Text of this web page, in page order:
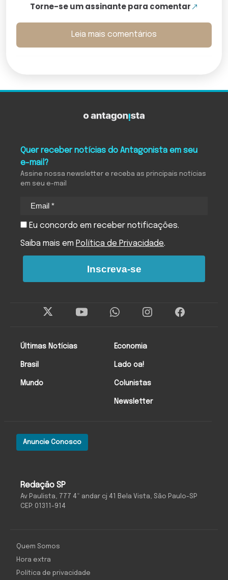
Torne-se um assinante para comentar
Leia mais comentários
Redação SP
Av Paulista, 777 4º andar cj 41 Bela Vista, São Paulo-SP
CEP: 01311-914
Anuncie Conosco
Últimas Notícias
Brasil
Mundo
Economia
Lado oa!
Colunistas
Newsletter
Quer receber notícias do Antagonista em seu
e-mail?
Assine nossa newsletter e receba as principais notícias
em seu e-mail
Eu concordo em receber notificações.
Saiba mais em Política de Privacidade.
Inscreva-se
Quem Somos
Hora extra
Política de privacidade